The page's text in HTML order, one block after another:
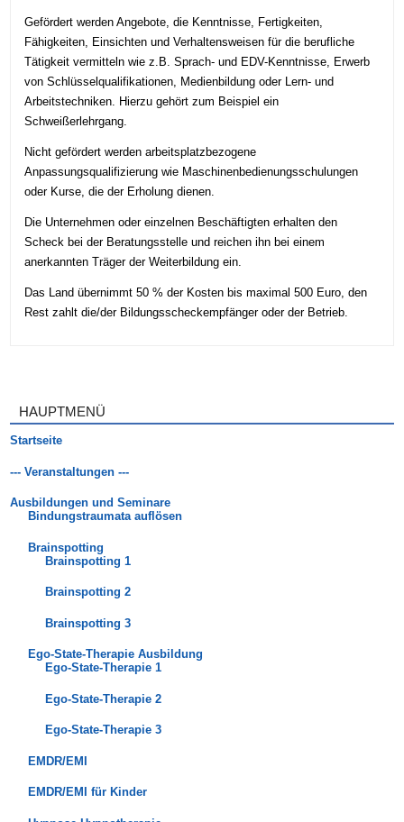
Gefördert werden Angebote, die Kenntnisse, Fertigkeiten,
Fähigkeiten, Einsichten und Verhaltensweisen für die berufliche
Tätigkeit vermitteln wie z.B. Sprach- und EDV-Kenntnisse, Erwerb
von Schlüsselqualifikationen, Medienbildung oder Lern- und
Arbeitstechniken. Hierzu gehört zum Beispiel ein
Schweißerlehrgang.
Nicht gefördert werden arbeitsplatzbezogene
Anpassungsqualifizierung wie Maschinenbedienungsschulungen
oder Kurse, die der Erholung dienen.
Die Unternehmen oder einzelnen Beschäftigten erhalten den
Scheck bei der Beratungsstelle und reichen ihn bei einem
anerkannten Träger der Weiterbildung ein.
Das Land übernimmt 50 % der Kosten bis maximal 500 Euro, den
Rest zahlt die/der Bildungsscheckempfänger oder der Betrieb.
HAUPTMENÜ
Startseite
--- Veranstaltungen ---
Ausbildungen und Seminare
Bindungstraumata auflösen
Brainspotting
Brainspotting 1
Brainspotting 2
Brainspotting 3
Ego-State-Therapie Ausbildung
Ego-State-Therapie 1
Ego-State-Therapie 2
Ego-State-Therapie 3
EMDR/EMI
EMDR/EMI für Kinder